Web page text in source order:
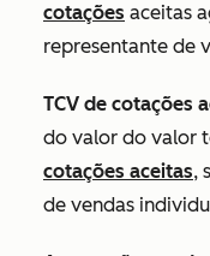
cotações aceitas
representante de
TCV de cotações
do valor do valor
cotações aceitas,
de vendas